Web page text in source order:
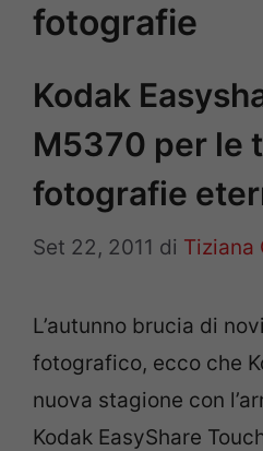
fotografie
Kodak
M5370 per le
fotografie
Set 22, 2011 di Tiziana
L’autunno brucia di
fotografico, ecco che
nuova stagione con
Kodak EasyShare